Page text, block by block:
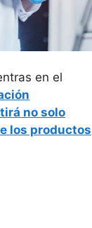
en el
no solo
los productos